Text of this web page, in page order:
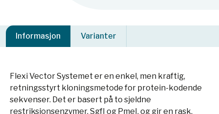
Informasjon Varianter
Flexi Vector Systemet er en enkel, men kraftig,
retningsstyrt kloningsmetode for protein-kodende
sekvenser. Det er basert på to sjeldne
restriksjonsenzymer, SgfI og PmeI, og gir en rask,